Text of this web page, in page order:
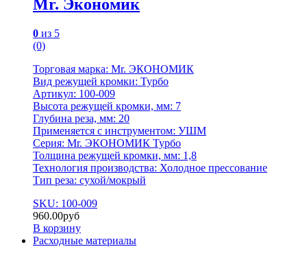
Mr. Экономик
0 из 5
(0)
Торговая марка: Mr. ЭКОНОМИК
Вид режущей кромки: Турбо
Артикул: 100-009
Высота режущей кромки, мм: 7
Глубина реза, мм: 20
Применяется с инструментом: УШМ
Серия: Mr. ЭКОНОМИК Турбо
Толщина режущей кромки, мм: 1,8
Технология производства: Холодное прессование
Тип реза: сухой/мокрый
SKU: 100-009
960.00руб
В корзину
Расходные материалы